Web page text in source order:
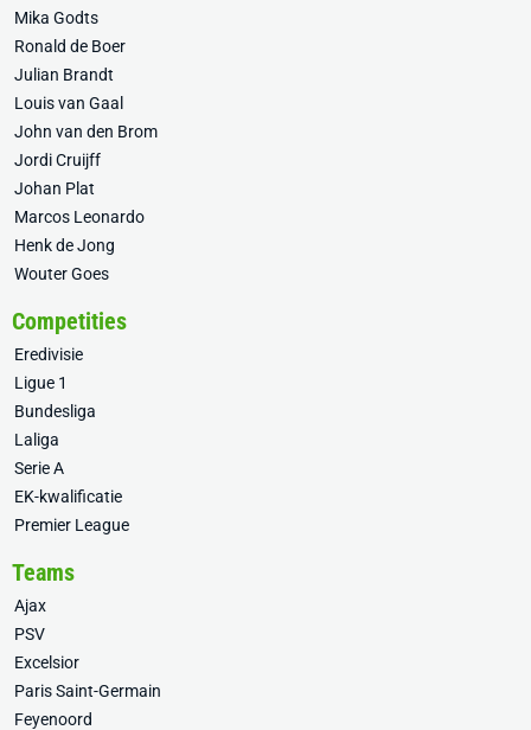
Mika Godts
Ronald de Boer
Julian Brandt
Louis van Gaal
John van den Brom
Jordi Cruijff
Johan Plat
Marcos Leonardo
Henk de Jong
Wouter Goes
Competities
Eredivisie
Ligue 1
Bundesliga
Laliga
Serie A
EK-kwalificatie
Premier League
Teams
Ajax
PSV
Excelsior
Paris Saint-Germain
Feyenoord